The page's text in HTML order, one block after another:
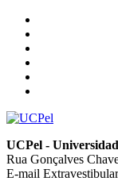
UCPel -
Rua Gonçalves
E-mail